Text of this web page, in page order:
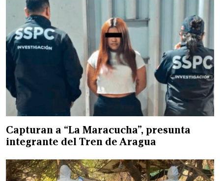
Capturan a “La Maracucha”, presunta
integrante del Tren de Aragua